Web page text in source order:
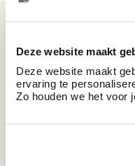
Deze website maakt
Deze website maakt
ervaring te
Zo houden we het voor